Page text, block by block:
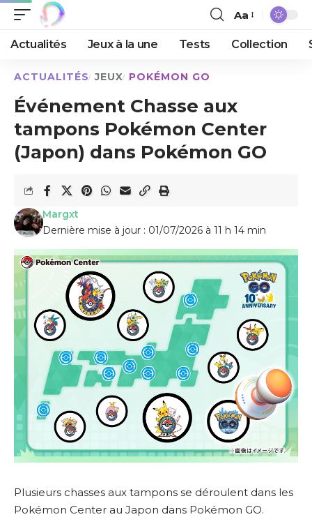
Aa
Actualités Jeux à la une Tests Collection
ACTUALITÉS JEUX POKÉMON GO
Événement Chasse aux
tampons Pokémon Center
(Japon) dans Pokémon GO
Dernière mise à jour : 01/07/2026 à 11 h 14 min
Margxt
Plusieurs chasses aux tampons se déroulent dans les
Pokémon Center au Japon dans Pokémon GO.